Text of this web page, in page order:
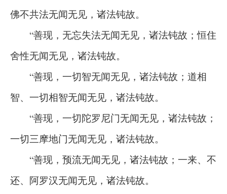
佛不共法无闻无见，诸法钝故。
“善现，无忘失法无闻无见，诸法钝故；恒住
舍性无闻无见，诸法钝故。
“善现，一切智无闻无见，诸法钝故；道相
智、一切相智无闻无见，诸法钝故。
“善现，一切陀罗尼门无闻无见，诸法钝故；
一切三摩地门无闻无见，诸法钝故。
“善现，预流无闻无见，诸法钝故；一来、不
还、阿罗汉无闻无见，诸法钝故。